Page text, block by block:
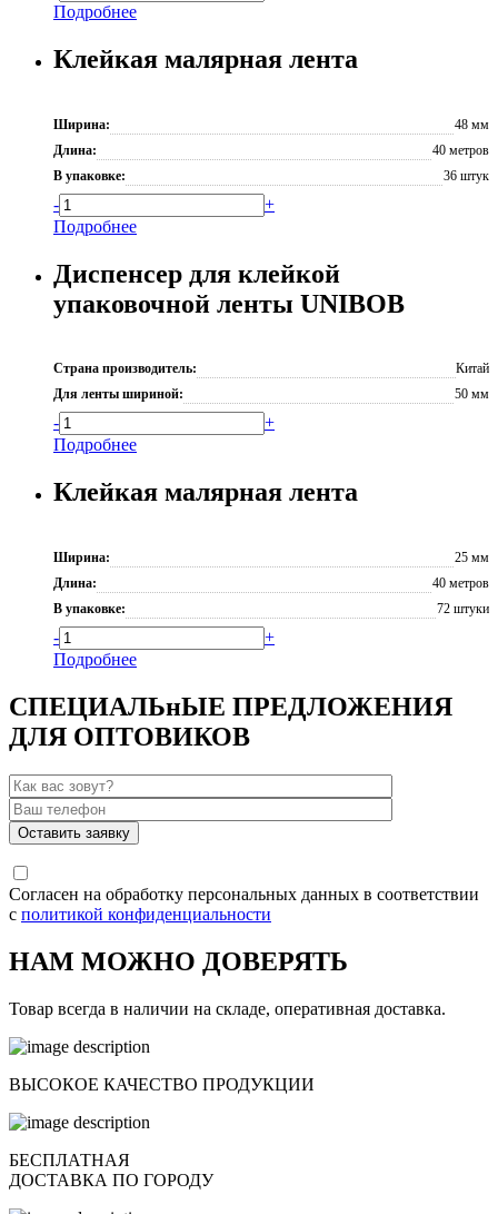
Подробнее
Клейкая малярная лента
Ширина:
48 мм
Длина:
40 метров
В упаковке:
36 штук
-
+
Подробнее
Диспенсер для клейкой
упаковочной ленты UNIBOB
Страна производитель:
Китай
Для ленты шириной:
50 мм
-
+
Подробнее
Клейкая малярная лента
Ширина:
25 мм
Длина:
40 метров
В упаковке:
72 штуки
-
+
Подробнее
СПЕЦИАЛЬнЫЕ ПРЕДЛОЖЕНИЯ
ДЛЯ ОПТОВИКОВ
Согласен на обработку персональных данных в соответствии
с политикой конфиденциальности
НАМ МОЖНО ДОВЕРЯТЬ
Товар всегда в наличии на складе, оперативная доставка.
ВЫСОКОЕ КАЧЕСТВО ПРОДУКЦИИ
БЕСПЛАТНАЯ
ДОСТАВКА ПО ГОРОДУ